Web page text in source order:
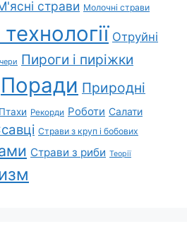
страви Молочні страви
Отруйні
Пироги і пиріжки
Поради Природні
Птахи Рекорди Роботи Салати
Страви з круп і бобових
Страви з риби Теорії